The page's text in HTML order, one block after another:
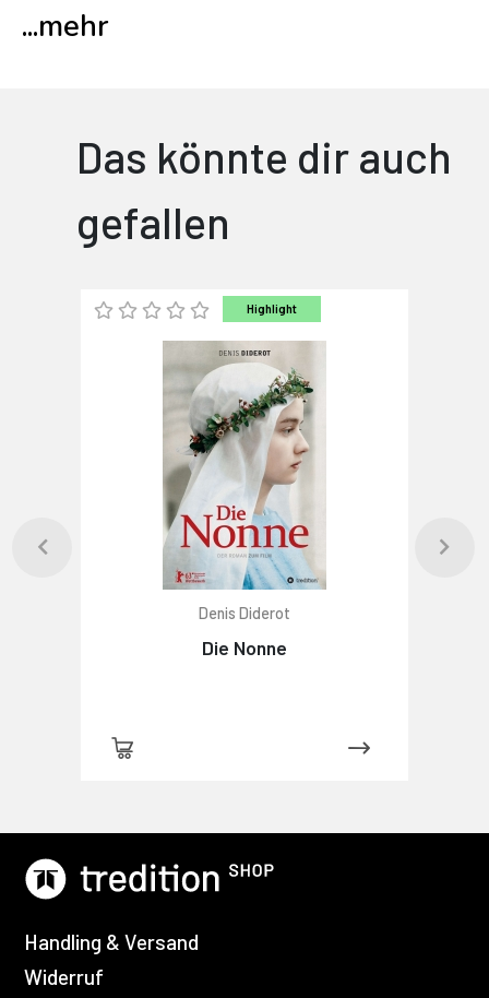
...mehr
Das könnte dir auch
gefallen
Highlight
Denis Diderot
Die Nonne
Handling & Versand
Widerruf